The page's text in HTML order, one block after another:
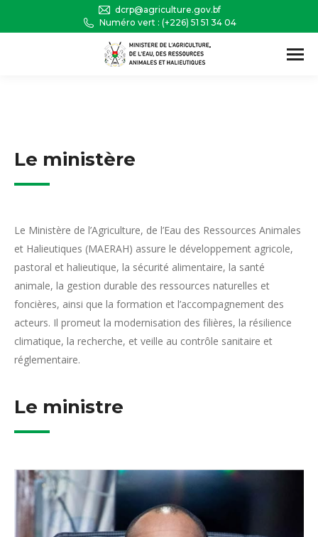
dcrp@agriculture.gov.bf
Numéro vert : (+226) 51 51 34 04
Le ministère
Le Ministère de l’Agriculture, de l’Eau des Ressources Animales
et Halieutiques (MAERAH) assure le développement agricole,
pastoral et halieutique, la sécurité alimentaire, la santé
animale, la gestion durable des ressources naturelles et
foncières, ainsi que la formation et l’accompagnement des
acteurs. Il promeut la modernisation des filières, la résilience
climatique, la recherche, et veille au contrôle sanitaire et
réglementaire.
Le ministre